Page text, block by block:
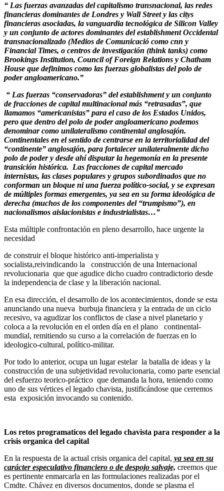
“ Las fuerzas avanzadas del capitalismo transnacional, las redes
financieras dominantes de Londres y Wall Street y las citys
financieras asociadas, la vanguardia tecnológica de Silicon Valley
y un conjunto de actores dominantes del establishment Occidental
transnacionalizado (Medios de Comunicació como cnn y
Financial Times, o centros de investigación (think tanks) como
Brookings Institution, Council of Foreign Relations y Chatham
House que definimos como las fuerzas globalistas del polo de
poder angloamericano.”
“ Las fuerzas “conservadoras” del establishment y un conjunto
de fracciones de capital multinacional más “retrasadas”, que
llamamos “americanistas” para el caso de los Estados Unidos,
pero que dentro del polo de poder angloamericano podemos
denominar como unilateralismo continental anglosajón.
Continentales en el sentido de centrarse en la territorialidad del
“continente” anglosajón, para fortalecer unilateralmente dicho
polo de poder y desde ahí disputar la hegemonía en la presente
transición histórica. Las fracciones de capital mercado
internistas, las clases populares y grupos subordinados que no
conforman un bloque ni una fuerza político-social, y se expresan
de múltiples formas emergentes, ya sea en su forma ideológica de
derecha (muchos de los componentes del “trumpismo”), en
nacionalismos aislacionistas e industrialistas…”
Esta múltiple confrontación en pleno desarrollo, hace urgente la
necesidad
de construir el bloque histórico anti-imperialista y
socialista,reivindicando la construcción de una Internacional
revolucionaria que que agudice dicho cuadro contradictorio desde
la independencia de clase y la liberación nacional.
En esa dirección, el desarrollo de los acontecimientos, donde se esta
anunciando una nueva burbuja financiera y la entrada de un ciclo
recesivo, va agudizar los conflictos de clase a nivel planetario y
coloca a la revolución en el orden día en el plano continental-
mundial, remitiendo su curso a la correlación de fuerzas en lo
ideologico-cultural, político-militar.
Por todo lo anterior, ocupa un lugar estelar la batalla de ideas y la
construcción de una subjetividad revolucionaria, como parte esencial
del esfuerzo teorico-práctico que demanda la hora, teniendo como
uno de sus vértices el legado chavista, justificándose que cerremos
esta exposición invocando su contenido.
Los retos programaticos del legado chavista para responder a la
crisis organica del capital
En la respuesta de la actual crisis organica del capital, ya sea en su
carácter especulativo financiero o de despojo salvaje, creemos que
es pertinente enmarcarla en las formulaciones realizadas por el
Cmdte. Chávez en diversos documentos, donde se plasma el